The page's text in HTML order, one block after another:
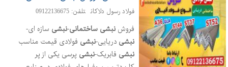
موارد زیر نیز اشاره به کاربردهای پروفیل در
پنجره آلومینیومی ساخت چهارچوب درب و
پنجره ساخت و تولید نرده‌های فلزی ساخت
ستون و اسکلت فلزی ساختمان‌ها پوشش
فولاد رسول دلاکان تلفن: 09122136675
فروشنبشی ساختمانی-نبشی سازه ای-
نبشی دریایی-نبشی فولادی قیمت مناسب
نبشی فابریک-نبشی پرسی یکی از پر